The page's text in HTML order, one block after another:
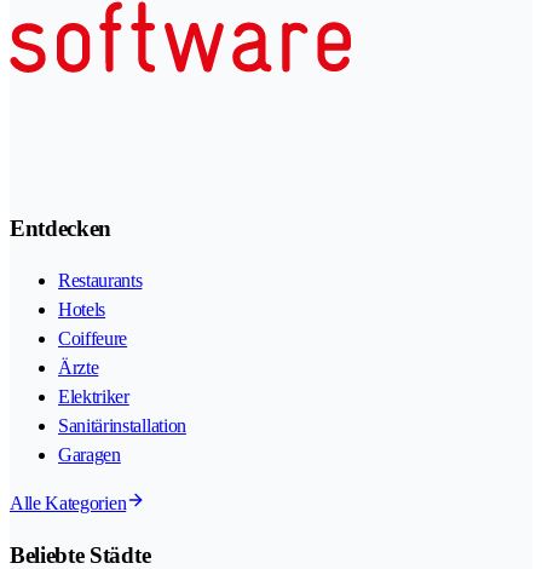
Entdecken
Restaurants
Hotels
Coiffeure
Ärzte
Elektriker
Sanitärinstallation
Garagen
Alle Kategorien
Beliebte Städte